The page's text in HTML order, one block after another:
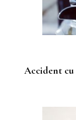
Accident